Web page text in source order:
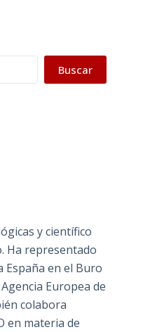
Buscar
y científico
Ha representado
España en el Buro
Europea de
colabora
en materia de